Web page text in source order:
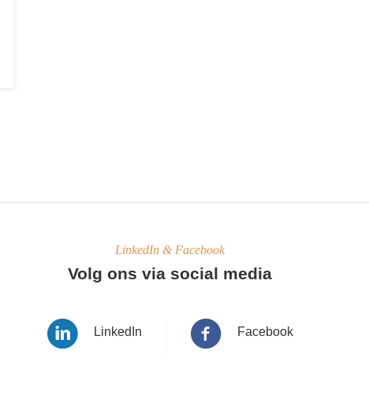
LinkedIn & Facebook
Volg ons via social media
LinkedIn Facebook